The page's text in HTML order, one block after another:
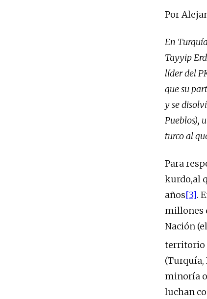
Por
En
Tayyip
líder del
que su
y se
Pueblos),
turco al
Para
kurdo,al
años[3].
millones
Nación
territorio
(Turquía,
minoría
luchan